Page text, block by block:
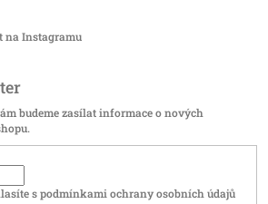
na Instagramu
budeme zasílat informace o nových
spodmínkami ochrany osobních údajů